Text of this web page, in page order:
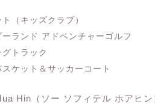
（キッズクラブ）
ーランド アドベンチャーゴルフ
トラック
ケット＆サッカーコート
Hin（ソー ソフィテル ホアヒン